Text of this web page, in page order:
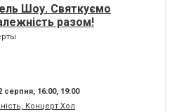
Шоу. Святкуємо
разом!
серпня, 16:00, 19:00
Концерт Хол